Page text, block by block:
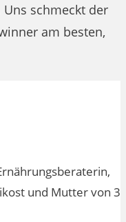
schmeckt der
am besten,
und Mutter von 3